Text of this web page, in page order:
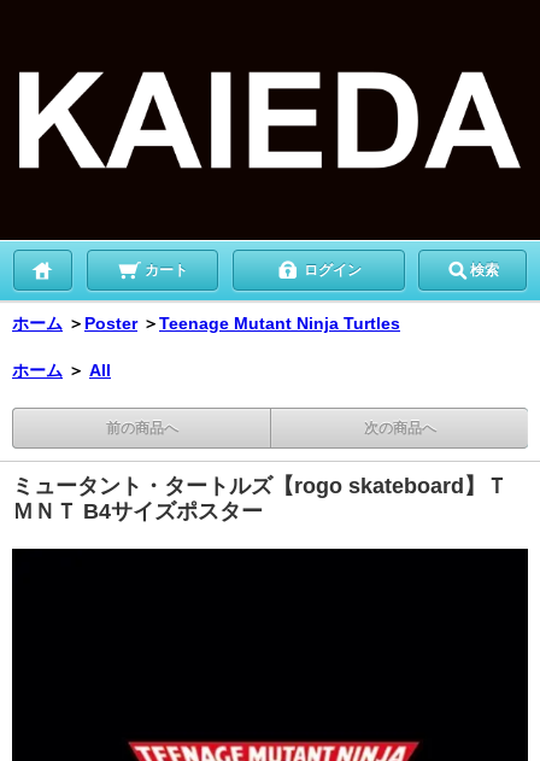
カート ログイン 検索
ホーム ＞ Poster ＞Teenage Mutant Ninja Turtles
ホーム ＞ All
前の商品へ 次の商品へ
ミュータント・タートルズ【rogo skateboard】Ｔ
ＭＮＴ B4サイズポスター